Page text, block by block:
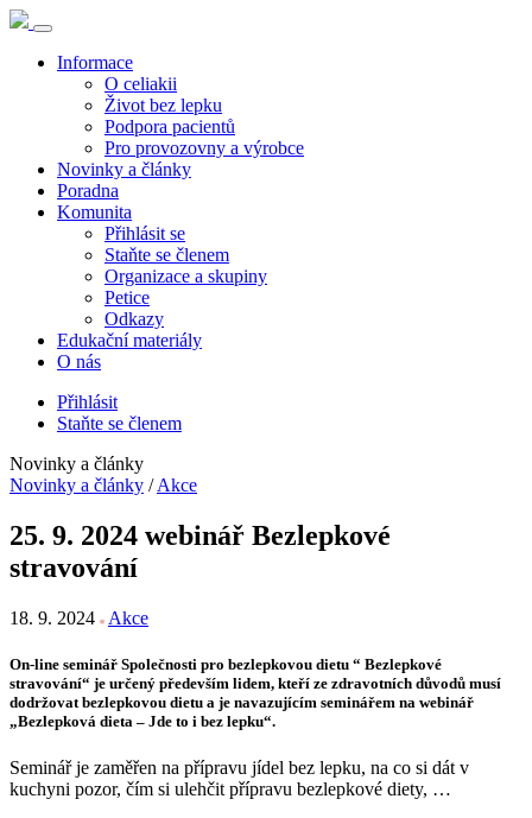
Informace
O celiakii
Život bez lepku
Podpora pacientů
Pro provozovny a výrobce
Novinky a články
Poradna
Komunita
Přihlásit se
Staňte se členem
Organizace a skupiny
Petice
Odkazy
Edukační materiály
O nás
Přihlásit
Staňte se členem
Novinky a články
Novinky a články / Akce
25. 9. 2024 webinář Bezlepkové
stravování
18. 9. 2024 Akce
On-line seminář Společnosti pro bezlepkovou dietu “ Bezlepkové
stravování“ je určený především lidem, kteří ze zdravotních důvodů musí
dodržovat bezlepkovou dietu a je navazujícím seminářem na webinář
„Bezlepková dieta – Jde to i bez lepku“.
Seminář je zaměřen na přípravu jídel bez lepku, na co si dát v
kuchyni pozor, čím si ulehčit přípravu bezlepkové diety, …